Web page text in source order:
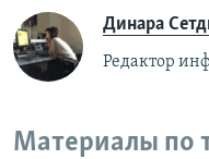
Динара
Редактор
Материалы по